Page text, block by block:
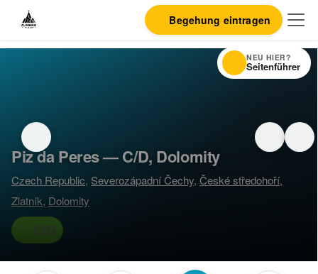
Begehung eintragen
Piz da Peres — C/D, Dolomity
Czech Republic, Severozápadní Čechy,České středohoří,
Zlatník, Dolomity
C/D
NEU HIER?
Seitenführer